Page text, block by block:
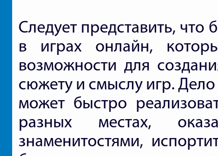
Следует представить, что
в играх онлайн,
возможности для
сюжету и смыслу игр.
может быстро
разных местах,
знаменитостями,